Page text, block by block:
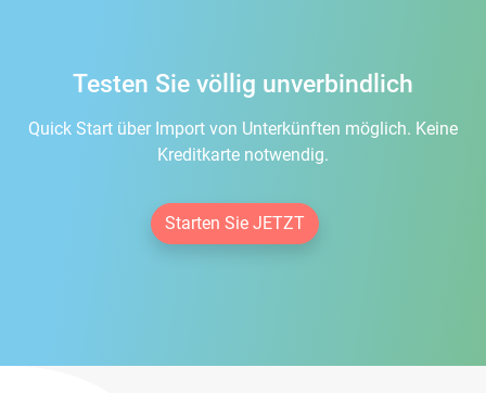
Testen Sie völlig unverbindlich
Quick Start über Import von Unterkünften möglich. Keine
Kreditkarte notwendig.
Starten Sie JETZT